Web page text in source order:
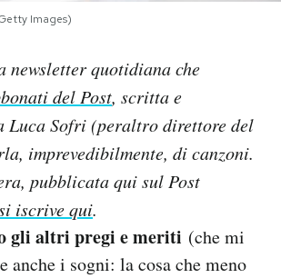
Images)
newsletter quotidiana che
del Post, scritta e
Luca Sofri (peraltro direttore del
imprevedibilmente, di canzoni.
pubblicata qui sul Post
iscrive qui.
gli altri pregi e meriti (che mi
anche i sogni: la cosa che meno